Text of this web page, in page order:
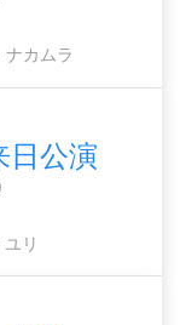
ナカムラ
日公演
リ